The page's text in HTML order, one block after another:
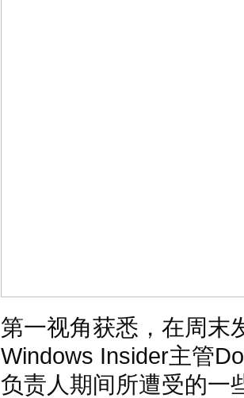
第一视角获悉，在周末
Windows Insider主管
负责人期间所遭受的一